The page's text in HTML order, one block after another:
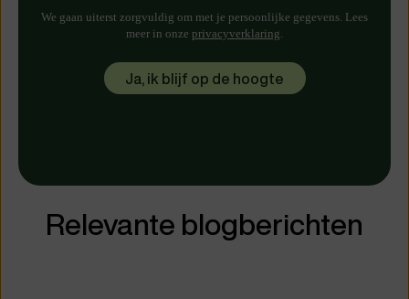
We gaan uiterst zorgvuldig om met je persoonlijke gegevens. Lees
meer in onze privacyverklaring
Relevante blogberichten